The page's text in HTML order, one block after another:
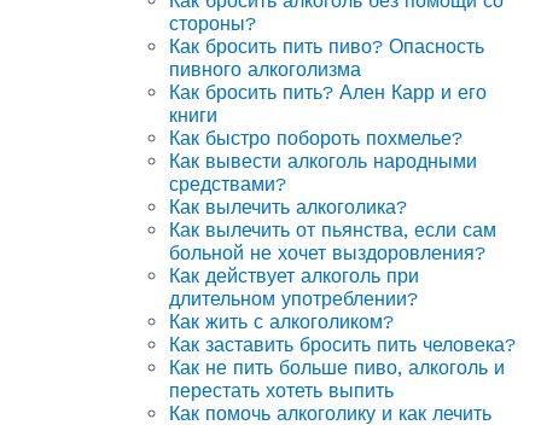
стороны?
Как бросить пить пиво? Опасность
пивного алкоголизма
Как бросить пить? Ален Карр и его
книги
Как быстро побороть похмелье?
Как вывести алкоголь народными
средствами?
Как вылечить алкоголика?
Как вылечить от пьянства, если сам
больной не хочет выздоровления?
Как действует алкоголь при
длительном употреблении?
Как жить с алкоголиком?
Как заставить бросить пить человека?
Как не пить больше пиво, алкоголь и
перестать хотеть выпить
Как помочь алкоголику и как лечить